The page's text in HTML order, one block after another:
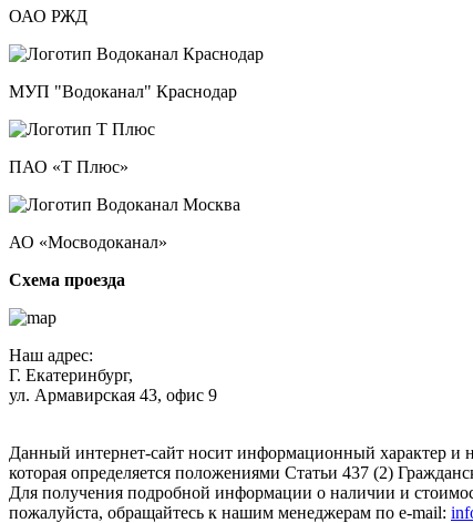
ОАО РЖД
МУП "Водоканал" Краснодар
ПАО «Т Плюс»
АО «Мосводоканал»
Схема проезда
Наш адрес:
Г. Екатеринбург,
ул. Армавирская 43, офис 9
Данный интернет-сайт носит информационный характер и
которая определяется положениями Статьи 437 (2)
Для получения подробной информации о наличии и
пожалуйста, обращайтесь к нашим менеджерам по e-mail: